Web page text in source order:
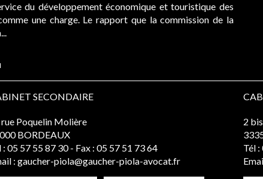
du développement économique et touristique des
une charge. Le rapport que la commission de la
SECONDAIRE
rue Poquelin Molière
BORDEAUX
: 05 57 55 87 30 - Fax : 05 57 51 73 64
: gaucher-piola@gaucher-piola-avocat.fr
2
Tél :